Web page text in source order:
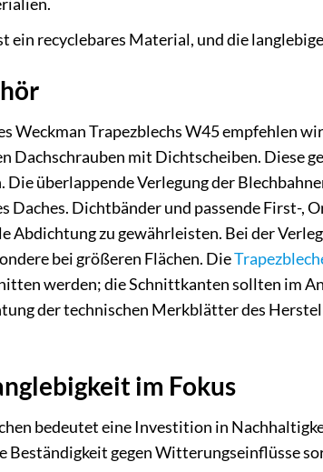
ein recyclebares Material, und die
Weckman Trapezblechs W45 empfehlen
Dachschrauben mit Dichtscheiben. Diese
überlappende Verlegung der
Daches. Dichtbänder und passende First-,
Abdichtung zu gewährleisten. Bei der
bei größeren Flächen. Die
werden; die Schnittkanten sollten im
der technischen Merkblätter des
im Fokus
bedeutet eine Investition in
Beständigkeit gegen Witterungseinflüsse